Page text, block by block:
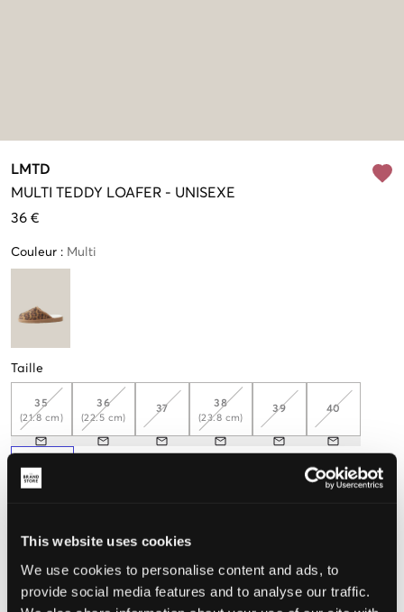
This website uses cookies
We use cookies to personalise content and ads, to
provide social media features and to analyse our traffic.
LMTD
MULTI TEDDY LOAFER - UNISEXE
36 €
Couleur : Multi
Taille
35
(21.8 cm)
36
(22.5 cm)
37 38
(23.8 cm)
39 40
41
(25.8 cm)
Mesurez votre pied pour trouver la taille qui vous convient
Taille perçue